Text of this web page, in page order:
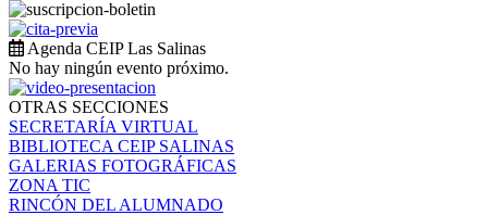
Agenda CEIP Las Salinas
No hay ningún evento próximo.
OTRAS SECCIONES
SECRETARÍA VIRTUAL
BIBLIOTECA CEIP SALINAS
GALERIAS FOTOGRÁFICAS
ZONA TIC
RINCÓN DEL ALUMNADO